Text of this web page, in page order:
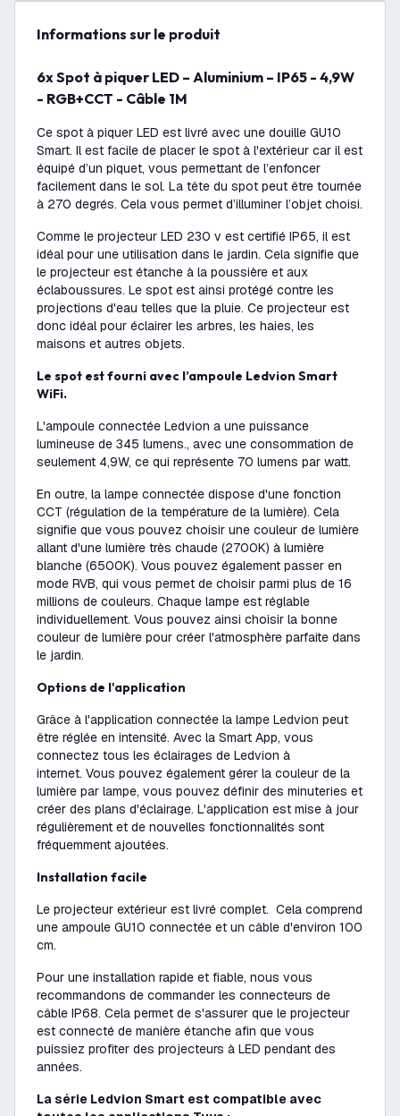
Informations sur le produit
6x Spot à piquer LED – Aluminium – IP65 - 4,9W
- RGB+CCT - Câble 1M
Ce spot à piquer LED est livré avec une douille GU10
Smart. Il est facile de placer le spot à l'extérieur car il est
équipé d’un piquet, vous permettant de l’enfoncer
facilement dans le sol. La tête du spot peut être tournée
à 270 degrés. Cela vous permet d’illuminer l’objet choisi.
Comme le projecteur LED 230 v est certifié IP65, il est
idéal pour une utilisation dans le jardin. Cela signifie que
le projecteur est étanche à la poussière et aux
éclaboussures. Le spot est ainsi protégé contre les
projections d'eau telles que la pluie. Ce projecteur est
donc idéal pour éclairer les arbres, les haies, les
maisons et autres objets.
Le spot est fourni avec l’ampoule Ledvion Smart
WiFi.
L'ampoule connectée Ledvion a une puissance
lumineuse de 345 lumens., avec une consommation de
seulement 4,9W, ce qui représente 70 lumens par watt.
En outre, la lampe connectée dispose d'une fonction
CCT (régulation de la température de la lumière). Cela
signifie que vous pouvez choisir une couleur de lumière
allant d'une lumière très chaude (2700K) à lumière
blanche (6500K). Vous pouvez également passer en
mode RVB, qui vous permet de choisir parmi plus de 16
millions de couleurs. Chaque lampe est réglable
individuellement. Vous pouvez ainsi choisir la bonne
couleur de lumière pour créer l'atmosphère parfaite dans
le jardin.
Options de l'application
Grâce à l'application connectée la lampe Ledvion peut
être réglée en intensité. Avec la Smart App, vous
connectez tous les éclairages de Ledvion à
internet. Vous pouvez également gérer la couleur de la
lumière par lampe, vous pouvez définir des minuteries et
créer des plans d'éclairage. L'application est mise à jour
régulièrement et de nouvelles fonctionnalités sont
fréquemment ajoutées.
Installation facile
Le projecteur extérieur est livré complet. Cela comprend
une ampoule GU10 connectée et un câble d'environ 100
cm.
Pour une installation rapide et fiable, nous vous
recommandons de commander les connecteurs de
câble IP68. Cela permet de s'assurer que le projecteur
est connecté de manière étanche afin que vous
puissiez profiter des projecteurs à LED pendant des
années.
La série Ledvion Smart est compatible avec